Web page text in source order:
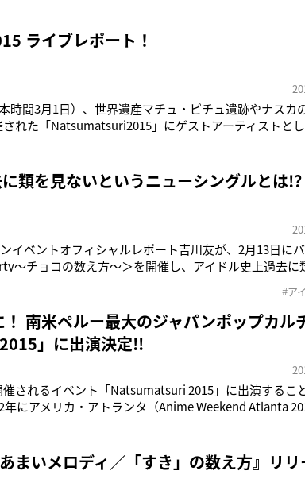
ライブレポート！
時間3月1日）、世界遺産マチュ・ピチュ遺跡やナスカ
れた「Natsumatsuri2015」にゲストアーティストと
類を見ないというニューシングルとは!?
イベントオフィシャルレポート吉川友が、2月13日に
～チョコの数え方～＞を開催し、アイドル史上過去に
吉川友フリークを集めたマニアックな内容で展開され#ア
南米ペルー最大のジャパンポップカル
」に出演決定!!
されるイベント「Natsumatsuri 2015」に出演するこ
にアメリカ・アトランタ（Anime Weekend Atlanta
いメロディ／「すき」の数え方』リリ